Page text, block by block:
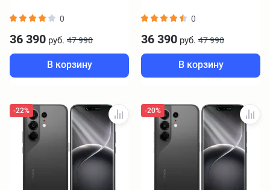
0
36 390 руб. 47 990
В корзину
0
36 390 руб. 47 990
В корзину
-22% -20%